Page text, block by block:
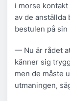
i morse
av de anställda
bestulen på sin
— Nu är rådet
känner sig
men de måste
utmaningen,